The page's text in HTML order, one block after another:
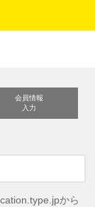
会員情報
入力
から